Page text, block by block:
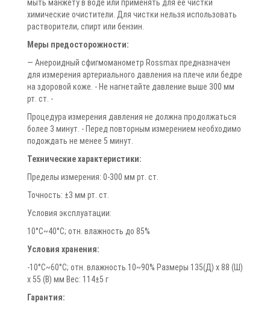
мыть манжету в воде или применять для ее чистки
химические очистители. Для чистки нельзя использовать
растворители, спирт или бензин.
Меры предосторожности:
— Анероидный сфигмоманометр Rossmax предназначен
для измерения артериального давления на плече или бедре
на здоровой коже. - Не нагнетайте давление выше 300 мм
рт. ст. -
Процедура измерения давления не должна продолжаться
более 3 минут. - Перед повторным измерением необходимо
подождать не менее 5 минут.
Технические характеристики:
Пределы измерения: 0-300 мм рт. ст.
Точность: ±3 мм рт. ст.
Условия эксплуатации:
10°C~40°C; отн. влажность до 85%
Условия хранения:
-10°C~60°C; отн. влажность 10~90% Размеры 135(Д) х 88 (Ш)
х 55 (В) мм Вес: 114±5 г
Гарантия: